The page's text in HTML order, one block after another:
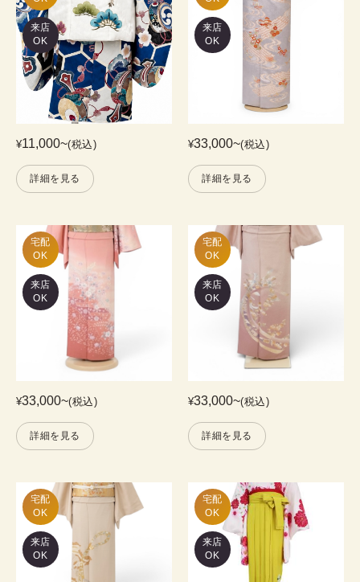
来店
OK
¥11,000~(税込)
詳細を見る
来店
OK
¥33,000~(税込)
詳細を見る
宅配
OK
来店
OK
¥33,000~(税込)
詳細を見る
宅配
OK
来店
OK
¥33,000~(税込)
詳細を見る
宅配
OK
来店
OK
宅配
OK
来店
OK